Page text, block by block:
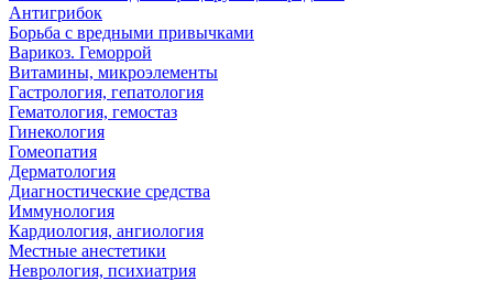
Антигрибок
Борьба с вредными привычками
Варикоз. Геморрой
Витамины, микроэлементы
Гастрология, гепатология
Гематология, гемостаз
Гинекология
Гомеопатия
Дерматология
Диагностические средства
Иммунология
Кардиология, ангиология
Местные анестетики
Неврология, психиатрия